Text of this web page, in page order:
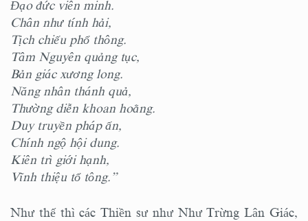
Đạo đức viên minh.
Chân như tính hải,
Tịch chiếu phổ thông.
Tâm Nguyên quảng tục,
Bản giác xương long.
Năng nhân thánh quả,
Thường diễn khoan hoằng.
Duy truyền pháp ấn,
Chính ngộ hội dung.
Kiên trì giới hạnh,
Vĩnh thiệu tổ tông.”
Như thế thì các Thiền sư như Như Trừng Lân Giác,